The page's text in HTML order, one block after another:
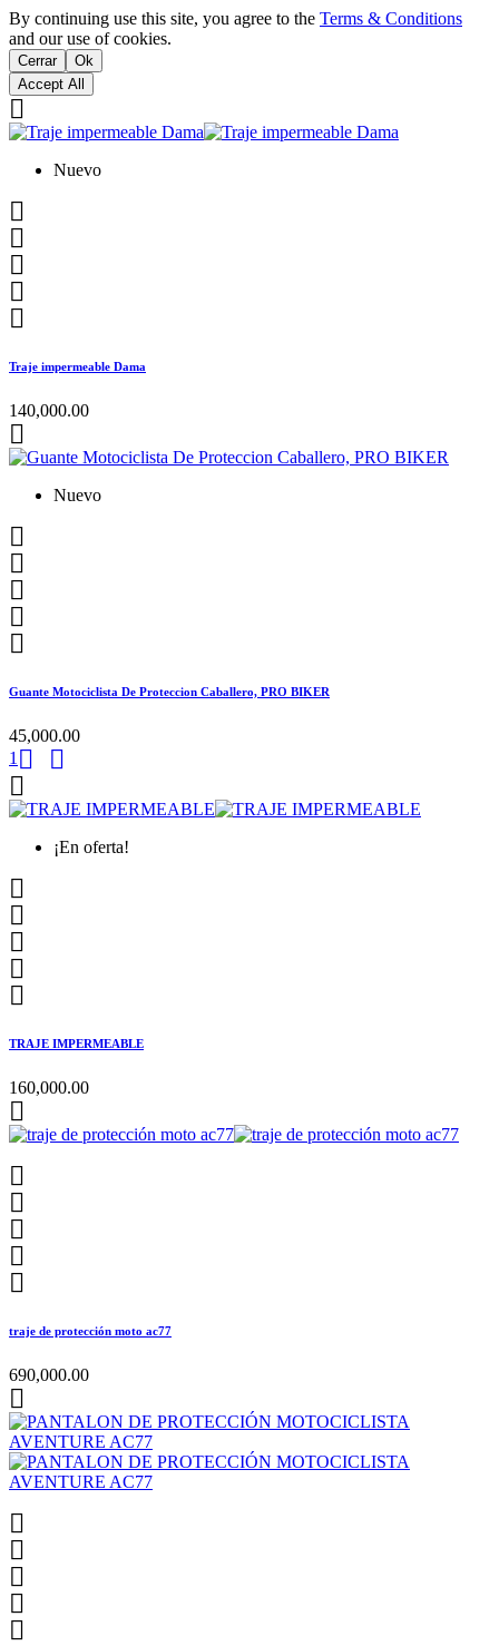
By continuing use this site, you agree to the Terms & Conditions
and our use of cookies.
Cerrar
Ok
Accept All

Nuevo





Traje impermeable Dama
140,000.00

Nuevo





Guante Motociclista De Proteccion Caballero, PRO BIKER
45,000.00
1 


¡En oferta!





TRAJE IMPERMEABLE
160,000.00






traje de protección moto ac77
690,000.00





